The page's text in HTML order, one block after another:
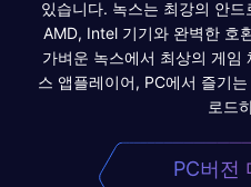
있습니다. 녹스는 최강의 안
AMD, Intel 기기와 완벽한 호
가벼운 녹스에서 최상의 게임
스 앱플레이어, PC에서 즐기
로드
PC버전